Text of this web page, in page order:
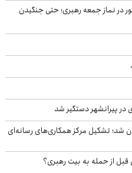
در نماز جمعه رهبری؛ حتی جنگیدن
در پیرانشهر دستگیر شد
شد؛ تشکیل مرکز همکاری‌های رسانه‌ای